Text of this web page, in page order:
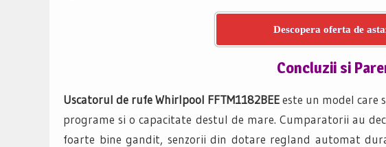
Descopera oferta de
Concluzii si
Uscatorul de rufe Whirlpool FFTM1182BEEeste un model care
programe si o capacitate destul de mare. Cumparatorii au
foarte bine gandit, senzorii din dotare regland automat